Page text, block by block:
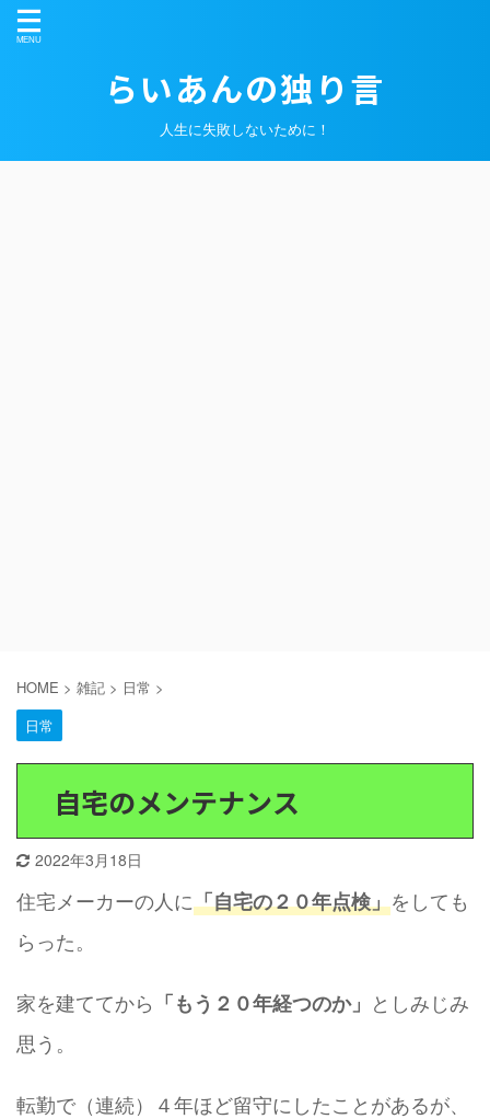
らいあんの独り言
人生に失敗しないために！
HOME > 雑記 > 日常 >
日常
自宅のメンテナンス
2022年3月18日
住宅メーカーの人に「自宅の２０年点検」をしても
らった。
家を建ててから 「もう２０年経つのか」 としみじみ
思う。
転勤で（連続）４年ほど留守にしたことがあるが、